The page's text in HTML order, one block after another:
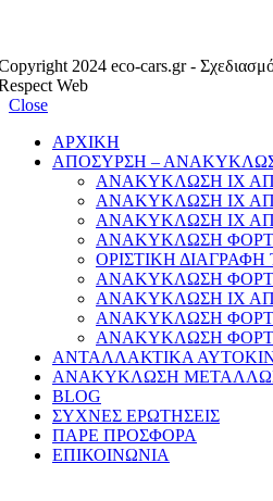
2024 eco-cars.gr -
Web
Close
ΑΡΧΙΚΗ
ΑΠΟΣΥΡΣΗ –
ΑΝΑΚΥΚΛΩΣΗ ΙΧ
ΑΝΑΚΥΚΛΩΣΗ ΙΧ
ΑΝΑΚΥΚΛΩΣΗ ΙΧ
ΑΝΑΚΥΚΛΩΣΗ
ΟΡΙΣΤΙΚΗ ΔΙΑΓΡΑΦΗ
ΑΝΑΚΥΚΛΩΣΗ
ΑΝΑΚΥΚΛΩΣΗ ΙΧ
ΑΝΑΚΥΚΛΩΣΗ
ΑΝΑΚΥΚΛΩΣΗ
ΑΝΤΑΛΛΑΚΤΙΚΑ
ΑΝΑΚΥΚΛΩΣΗ
BLOG
ΣΥΧΝΕΣ ΕΡΩΤΗΣΕΙΣ
ΠΑΡΕ ΠΡΟΣΦΟΡΑ
ΕΠΙΚΟΙΝΩΝΙΑ